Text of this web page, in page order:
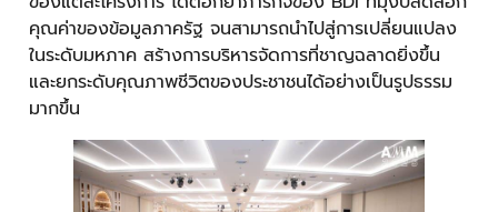
คุณค่าของข้อมูลภาครัฐ จนสามารถนำไปสู่การเปลี่ยนแปลง
ในระดับมหภาค สร้างการบริหารจัดการที่ชาญฉลาดยิ่งขึ้น
และยกระดับคุณภาพชีวิตของประชาชนได้อย่างเป็นรูปธรรม
มากขึ้น